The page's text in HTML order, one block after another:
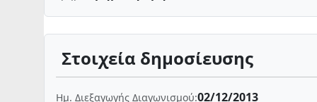
Στοιχεία δημοσίευσης
Ημ. Διεξαγωγής Διαγωνισμού:02/12/2013